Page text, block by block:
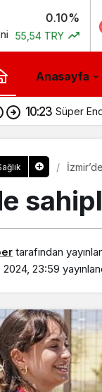
BIST
Bist
Anasayfa
0 10:23 Süper
tarafından
2024, 23:59